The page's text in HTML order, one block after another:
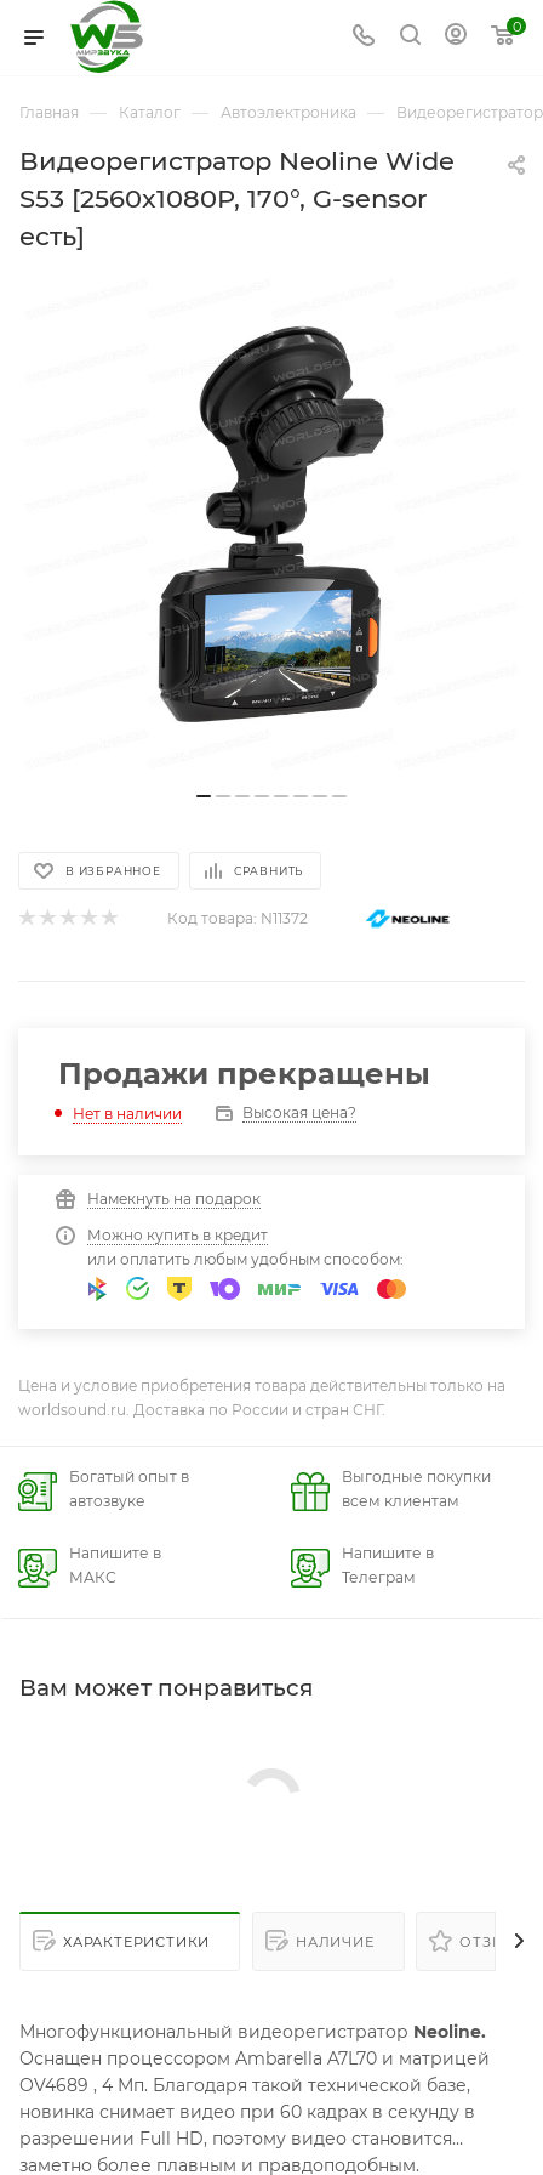
0
Главная — Каталог — Автоэлектроника —
Видеорегистратор Neoline Wide
S53 [2560x1080P, 170°, G-sensor
есть]
В ИЗБРАННОЕ СРАВНИТЬ
Код товара: N11372
Продажи прекращены
Нет в наличии Высокая цена?
Намекнуть на подарок
Можно купить в кредит
или оплатить любым удобным способом:
Цена и условие приобретения товара действительны только на
worldsound.ru. Доставка по России и стран СНГ.
Богатый опыт в
автозвуке
Выгодные покупки
всем клиентам
Напишите в
МАКС
Напишите в
Телеграм
Вам может понравиться
ХАРАКТЕРИСТИКИ НАЛИЧИЕ ОТЗЫВЫ
Многофункциональный видеорегистратор Neoline.
Оснащен процессором Ambarella A7L70 и матрицей
OV4689 , 4 Мп. Благодаря такой технической базе,
новинка снимает видео при 60 кадрах в секунду в
разрешении Full HD, поэтому видео становится
заметно более плавным и правдоподобным.